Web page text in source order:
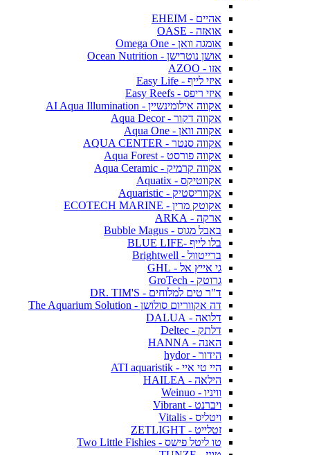
אהיים - EHEIM
אואזה - OASE
אומגה וואן - Omega One
אושן נוטרישן - Ocean Nutrition
אזו - AZOO
איזי לייף - Easy Life
איזי ריפס - Easy Reefs
אקווה אילומינשיין - AI Aqua Illumination
אקווה דקור - Aqua Decor
אקווה וואן - Aqua One
אקווה סנטר - AQUA CENTER
אקווה פורסט - Aqua Forest
אקווה קרמיק - Aqua Ceramic
אקווטיקס - Aquatix
אקווריסטיק - Aquaristic
אקוטק מרין - ECOTECH MARINE
ארקה - ARKA
באבל מגוס - Bubble Magus
בלו לייף -BLUE LIFE
ברייטוול - Brightwell
גי אייץ אל - GHL
גרוטק - GroTech
ד"ר טים למלוחים - DR. TIM'S
דה אקווריום סולושן - The Aquarium Solution
דלואה - DALUA
דלתק - Deltec
האנה - HANNA
הידור - hydor
היי טי איי - ATI aquaristik
הילאה - HAILEA
וויניו - Weinuo
ויברנט - Vibrant
ויטליס - Vitalis
זטלייט - ZETLIGHT
טו ליטל פישס - Two Little Fishies